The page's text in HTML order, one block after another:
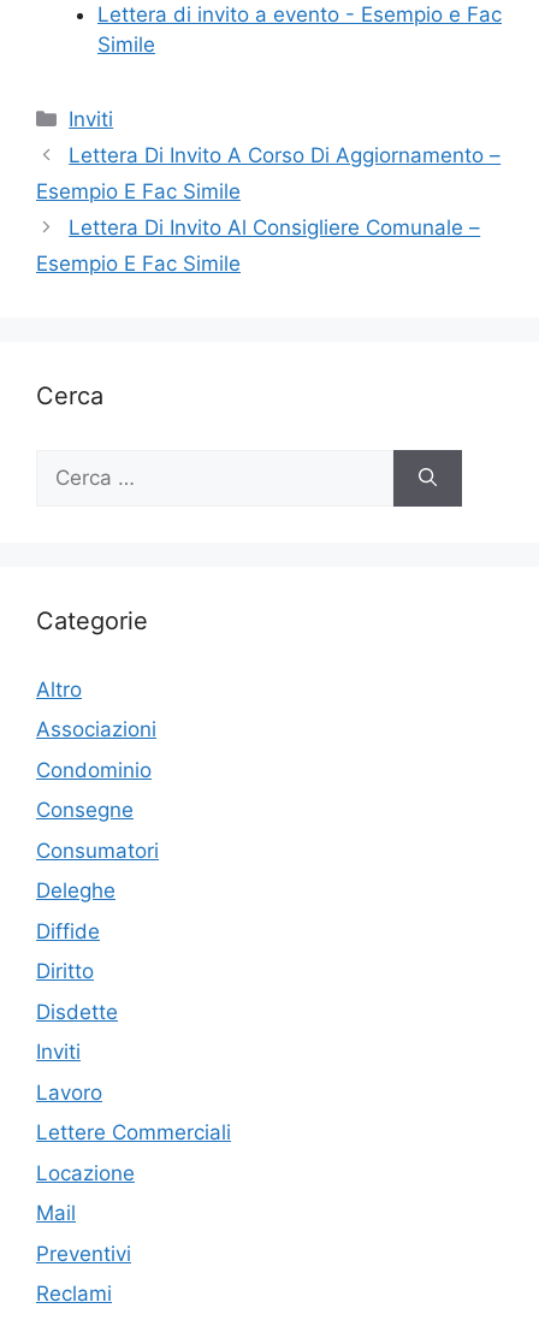
Lettera di invito a evento - Esempio e Fac
Simile
Categorie
Inviti
Lettera Di Invito A Corso Di Aggiornamento –
Esempio E Fac Simile
Lettera Di Invito Al Consigliere Comunale –
Esempio E Fac Simile
Cerca
per:
Categorie
Altro
Associazioni
Condominio
Consegne
Consumatori
Deleghe
Diffide
Diritto
Disdette
Inviti
Lavoro
Lettere Commerciali
Locazione
Mail
Preventivi
Reclami